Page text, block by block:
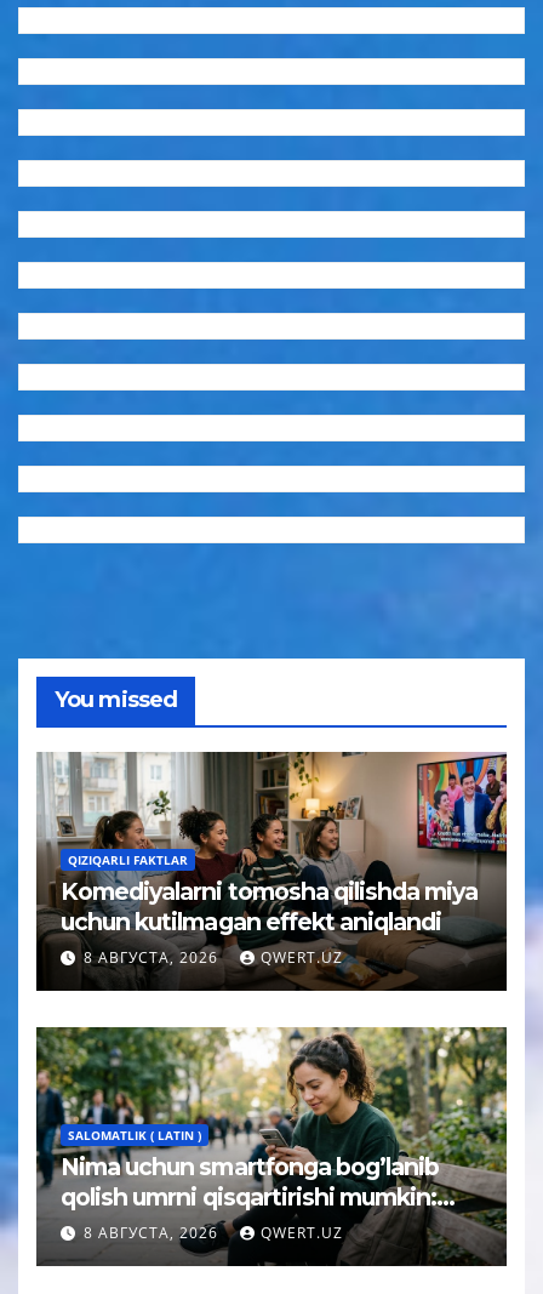
You missed
QIZIQARLI FAKTLAR
Komediyalarni tomosha qilishda miya
uchun kutilmagan effekt aniqlandi
8 АВГУСТА, 2026 QWERT.UZ
SALOMATLIK ( LATIN )
Nima uchun smartfonga bog’lanib
qolish umrni qisqartirishi mumkin:
psixolog javobi
8 АВГУСТА, 2026 QWERT.UZ